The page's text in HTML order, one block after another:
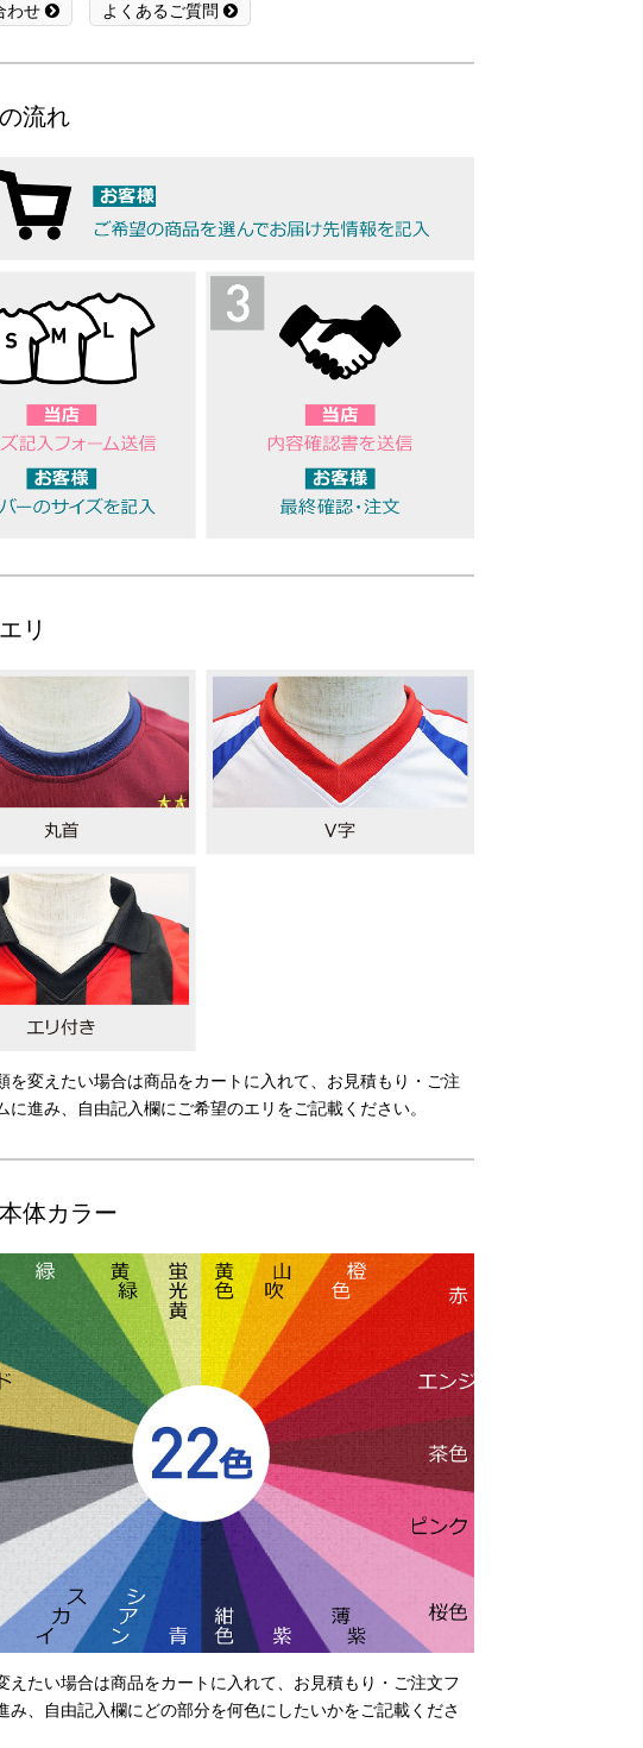
わせ よくあるご質問
流れ
リ
を変えたい場合は商品をカートに入れて、お見積もり・ご注
に進み、自由記入欄にご希望のエリをご記載ください。
体カラー
えたい場合は商品をカートに入れて、お見積もり・ご注文フ
み、自由記入欄にどの部分を何色にしたいかをご記載くださ